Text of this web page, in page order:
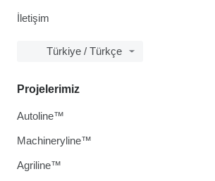
İletişim
Türkiye / Türkçe
Projelerimiz
Autoline™
Machineryline™
Agriline™